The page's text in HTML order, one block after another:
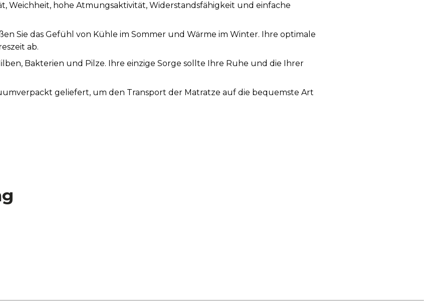
Weichheit, hohe Atmungsaktivität, Widerstandsfähigkeit und einfache
Sie das Gefühl von Kühle im Sommer und Wärme im Winter. Ihre optimale
ab.
Bakterien und Pilze. Ihre einzige Sorge sollte Ihre Ruhe und die Ihrer
geliefert, um den Transport der Matratze auf die bequemste Art